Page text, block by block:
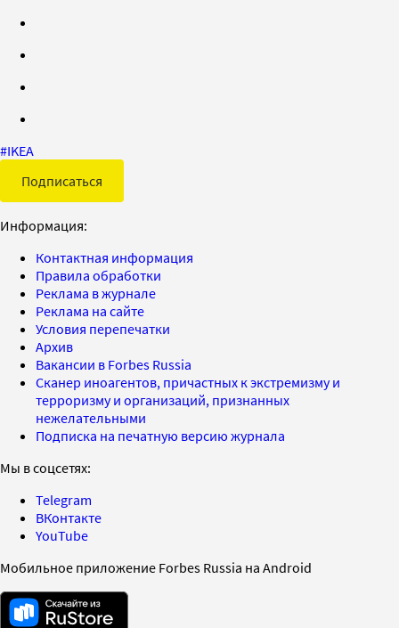
#IKEA
Подписаться
Информация:
Контактная информация
Правила обработки
Реклама в журнале
Реклама на сайте
Условия перепечатки
Архив
Вакансии в Forbes Russia
Сканер иноагентов, причастных к экстремизму и
терроризму и организаций, признанных
нежелательными
Подписка на печатную версию журнала
Мы в соцсетях:
Telegram
ВКонтакте
YouTube
Мобильное приложение Forbes Russia на Android